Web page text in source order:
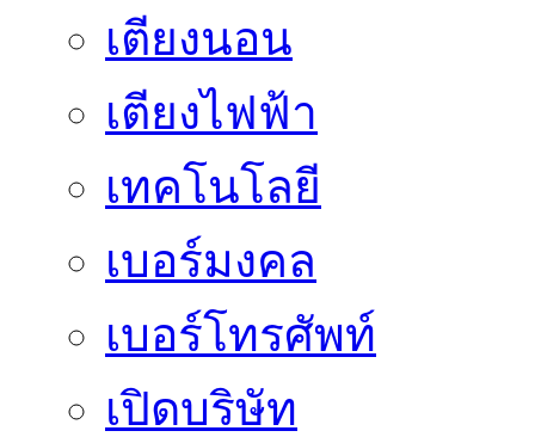
เตียงนอน
เตียงไฟฟ้า
เทคโนโลยี
เบอร์มงคล
เบอร์โทรศัพท์
เปิดบริษัท